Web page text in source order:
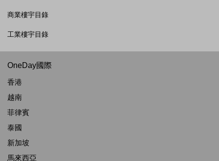
商業樓宇目錄
工業樓宇目錄
OneDay國際
香港
越南
菲律賓
泰國
新加坡
馬來西亞